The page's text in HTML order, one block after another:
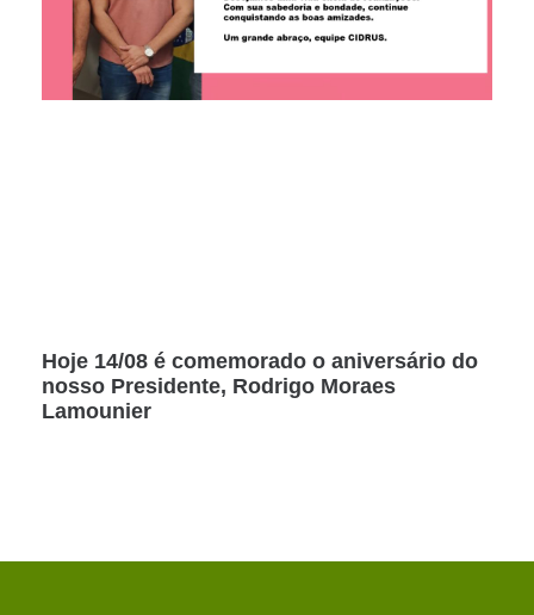
Hoje 14/08 é comemorado o aniversário do
nosso Presidente, Rodrigo Moraes
Lamounier